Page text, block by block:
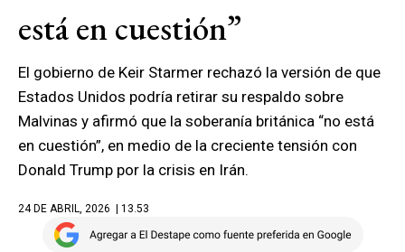
está en cuestión”
El gobierno de Keir Starmer rechazó la versión de que
Estados Unidos podría retirar su respaldo sobre
Malvinas y afirmó que la soberanía británica “no está
en cuestión”, en medio de la creciente tensión con
Donald Trump por la crisis en Irán.
24 DE ABRIL, 2026 | 13.53